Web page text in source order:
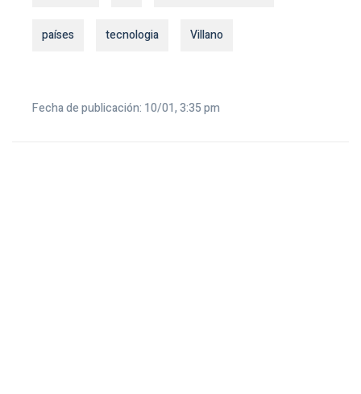
países tecnologia Villano
Fecha de publicación: 10/01, 3:35 pm